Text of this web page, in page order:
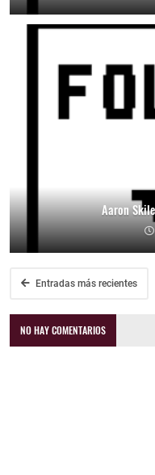
Aaron
Entradas más recientes
NO HAY COMENTARIOS